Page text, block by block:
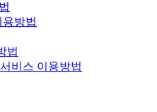
용방법
법
비스 이용방법